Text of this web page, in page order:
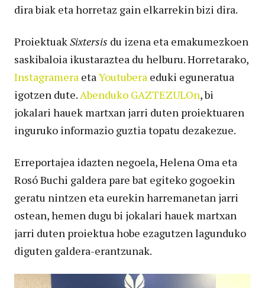
dira biak eta horretaz gain elkarrekin bizi dira.
ProiektuakSixtersis du izena eta emakumezkoen
saskibaloia ikustaraztea du helburu. Horretarako,
Instagramera etaYoutubera eduki eguneratua
igotzen dute.Abenduko GAZTEZULOn, bi
jokalari hauek martxan jarri duten proiektuaren
inguruko informazio guztia topatu dezakezue.
Erreportajea idazten negoela, Helena Oma eta
Rosó Buchi galdera pare bat egiteko gogoekin
geratu nintzen eta eurekin harremanetan jarri
ostean, hemen dugu bi jokalari hauek martxan
jarri duten proiektua hobe ezagutzen lagunduko
diguten galdera-erantzunak.